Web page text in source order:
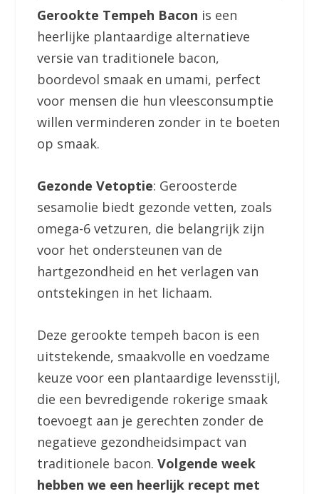
Gerookte Tempeh Bacon is een
heerlijke plantaardige alternatieve
versie van traditionele bacon,
boordevol smaak en umami, perfect
voor mensen die hun vleesconsumptie
willen verminderen zonder in te boeten
op smaak.
Gezonde Vetoptie: Geroosterde
sesamolie biedt gezonde vetten, zoals
omega-6 vetzuren, die belangrijk zijn
voor het ondersteunen van de
hartgezondheid en het verlagen van
ontstekingen in het lichaam.
Deze gerookte tempeh bacon is een
uitstekende, smaakvolle en voedzame
keuze voor een plantaardige levensstijl,
die een bevredigende rokerige smaak
toevoegt aan je gerechten zonder de
negatieve gezondheidsimpact van
traditionele bacon.Volgende week
hebben we een heerlijk recept met